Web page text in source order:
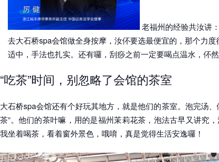
老福州的经验共汝讲
去大石桥spa会馆做全身按摩，汝伓要选最便宜的，那个力
适中，手法也扎实。还有囉，刮痧之前一定要喝点温水，伓
“吃茶”时间，别忽略了会馆的茶室
大石桥spa会馆还有个好玩其地方，就是他们的茶室。泡完汤
茶”。他们的茶叶嘛，用的是福州茉莉花茶，泡法古早又讲究
我坐着喝茶，看着窗外景色，哦唷，真是觉得生活安逸囉！